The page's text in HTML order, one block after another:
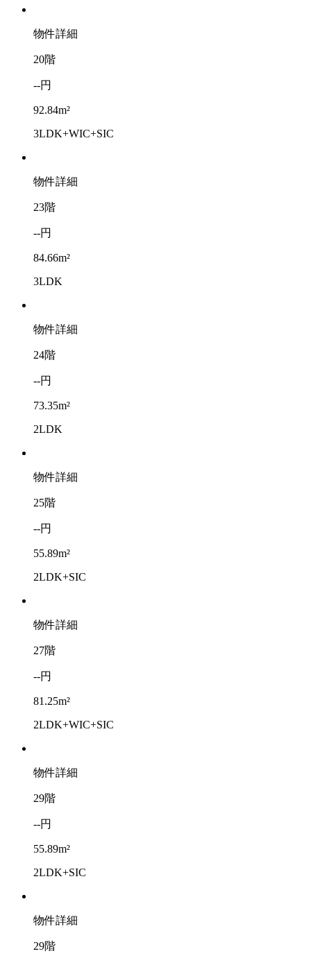
物件詳細
20階
--円
92.84m²
3LDK+WIC+SIC
物件詳細
23階
--円
84.66m²
3LDK
物件詳細
24階
--円
73.35m²
2LDK
物件詳細
25階
--円
55.89m²
2LDK+SIC
物件詳細
27階
--円
81.25m²
2LDK+WIC+SIC
物件詳細
29階
--円
55.89m²
2LDK+SIC
物件詳細
29階